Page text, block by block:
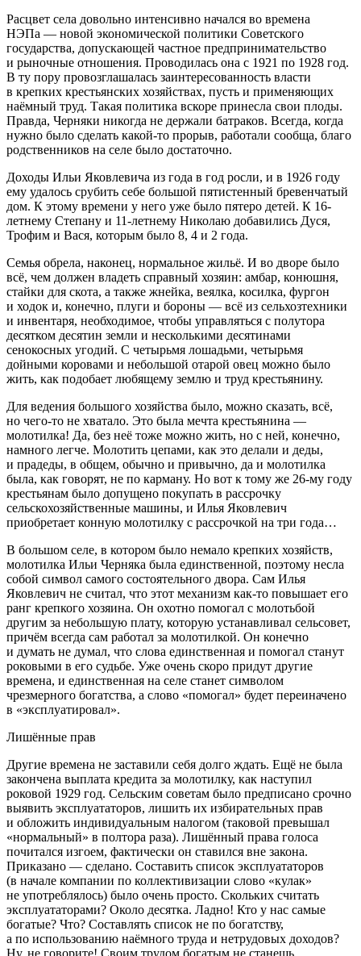
Расцвет села довольно интенсивно начался во времена
НЭПа — новой экономической политики Советского
государства, допускающей частное предпринимательство
и рыночные отношения. Проводилась она с 1921 по 1928 год.
В ту пору провозглашалась заинтересованность власти
в крепких крестьянских хозяйствах, пусть и применяющих
наёмный труд. Такая политика вскоре принесла свои плоды.
Правда, Черняки никогда не держали батраков. Всегда, когда
нужно было сделать какой-то прорыв, работали сообща, благо
родственников на селе было достаточно.
Доходы Ильи Яковлевича из года в год росли, и в 1926 году
ему удалось срубить себе большой пятистенный бревенчатый
дом. К этому времени у него уже было пятеро детей. К 16-
летнему Степану и 11-летнему Николаю добавились Дуся,
Трофим и Вася, которым было 8, 4 и 2 года.
Семья обрела, наконец, нормальное жильё. И во дворе было
всё, чем должен владеть справный хозяин: амбар, конюшня,
стайки для скота, а также жнейка, веялка, косилка, фургон
и ходок и, конечно, плуги и бороны — всё из сельхозтехники
и инвентаря, необходимое, чтобы управляться с полутора
десятком десятин земли и несколькими десятинами
сенокосных угодий. С четырьмя лошадьми, четырьмя
дойными коровами и небольшой отарой овец можно было
жить, как подобает любящему землю и труд крестьянину.
Для ведения большого хозяйства было, можно сказать, всё,
но чего-то не хватало. Это была мечта крестьянина —
молотилка! Да, без неё тоже можно жить, но с ней, конечно,
намного легче. Молотить цепами, как это делали и деды,
и прадеды, в общем, обычно и привычно, да и молотилка
была, как говорят, не по карману. Но вот к тому же 26-му году
крестьянам было допущено покупать в рассрочку
сельскохозяйственные машины, и Илья Яковлевич
приобретает конную молотилку с рассрочкой на три года…
В большом селе, в котором было немало крепких хозяйств,
молотилка Ильи Черняка была единственной, поэтому несла
собой символ самого состоятельного двора. Сам Илья
Яковлевич не считал, что этот механизм как-то повышает его
ранг крепкого хозяина. Он охотно помогал с молотьбой
другим за небольшую плату, которую устанавливал сельсовет,
причём всегда сам работал за молотилкой. Он конечно
и думать не думал, что слова единственная и помогал станут
роковыми в его судьбе. Уже очень скоро придут другие
времена, и единственная на селе станет символом
чрезмерного богатства, а слово «помогал» будет переиначено
в «эксплуатировал».
Лишённые прав
Другие времена не заставили себя долго ждать. Ещё не была
закончена выплата кредита за молотилку, как наступил
роковой 1929 год. Сельским советам было предписано срочно
выявить эксплуататоров, лишить их избирательных прав
и обложить индивидуальным налогом (таковой превышал
«нормальный» в полтора раза). Лишённый права голоса
почитался изгоем, фактически он ставился вне закона.
Приказано — сделано. Составить список эксплуататоров
(в начале компании по коллективизации слово «кулак»
не употреблялось) было очень просто. Скольких считать
эксплуататорами? Около десятка. Ладно! Кто у нас самые
богатые? Что? Составлять список не по богатству,
а по использованию наёмного труда и нетрудовых доходов?